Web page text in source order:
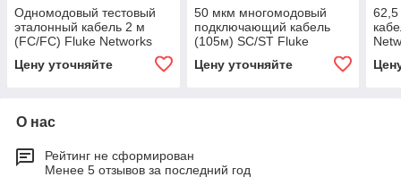
Одномодовый тестовый
эталонный кабель 2 м
(FC/FC) Fluke Networks
Цену уточняйте
50 мкм многомодовый
подключающий кабель
(105м) SC/ST Fluke
Networks MMC-50-SCST
Цену уточняйте
О нас
Рейтинг не сформирован
Менее 5 отзывов за последний год